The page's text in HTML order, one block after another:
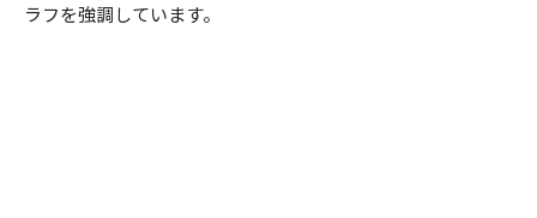
ラフを強調しています。